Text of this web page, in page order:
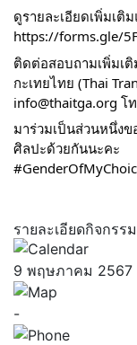
https://forms.gle/
ติดต่อสอบถามเพิ่มเติ
กะเทยไทย (Thai
info@thaitga.org โ
มาร่วมเป็นส่วนหนึ่งข
ศิลปะด้วยกันนะคะ
รายละเอียดกิจกรรม
9 พฤษภาคม 2567
-